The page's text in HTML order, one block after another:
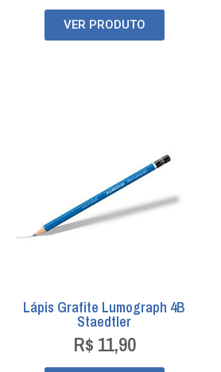
VER PRODUTO
Lápis Grafite Lumograph 4B
Staedtler
R$ 11,90